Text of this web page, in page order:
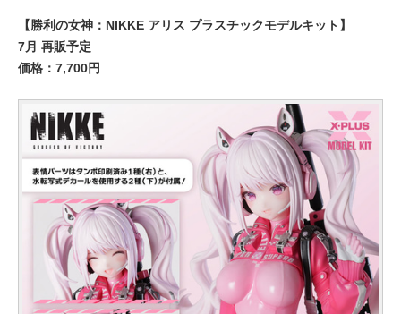
【勝利の女神：NIKKE アリス プラスチックモデルキット】
7月 再販予定
価格：7,700円